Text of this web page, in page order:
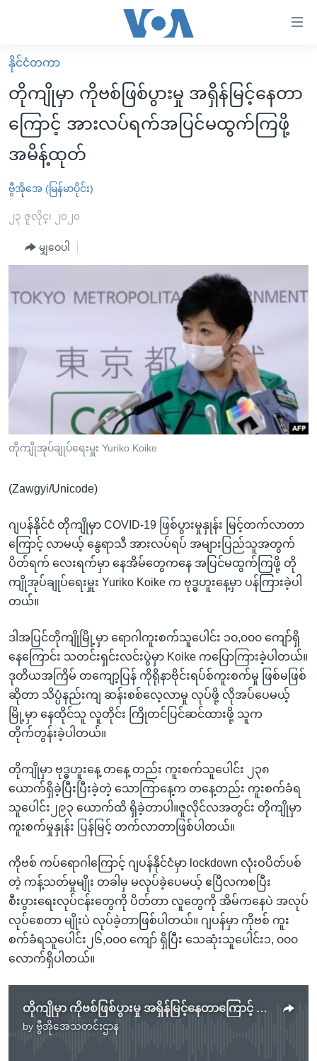
လွယ်ကူ
စေ
သည့်
Link
များ
ပင်မ
သို့
ကျော်
ကြည့်
ပင်မ
စာမျက်နှာ
ကျော်
ရန်
ရှာဖွေ
နေရာ
ကျော်
ရန်
မူလစာမျက်နှာ
မြန်မာ
ကမ္ဘာ့သတင်းများ
နိုင်ငံတကာ
အစ္စရေး-ပါလက်စတိုင်း
ဗွီဒီယို
အင်္ဂလိပ်စာလေ့လာမယ်
အမေရိကန်သုံးအီဒီယံ
ရုပ်ရှင်ထဲက အင်္ဂလိပ်စာ
အပတ်စဉ်ကဏ္ဍများ
တီဗွီ
ရေဒီယို/တီဗွီအစီအစဉ်
ဗွီအိုအေ လူမှုကွန်ယက်များ
ဘာသာစကားများ
နိုင်ငံတကာ
တိုကျိုမှာ ကိုဗစ်ဖြစ်ပွားမှု အရှိန်မြင့်နေတာ
ကြောင့် အားလပ်ရက်အပြင်မထွက်ကြဖို့
အမိန့်ထုတ်
ဗွီအိုအေ (မြန်မာပိုင်း)
၂၃ ဇူလိုင္၊ ၂၀၂၀
မျှဝေပါ
တိုကျိုအုပ်ချုပ်ရေးမှူး Yuriko Koike
(Zawgyi/Unicode)
ဂျပန်နိုင်ငံ တိုကျိုမှာ COVID-19 ဖြစ်ပွားမှုနှုန်း မြင့်တက်လာတာ
ကြောင့် လာမယ့် နွေရာသီ အားလပ်ရပ် အများပြည်သူအတွက်
ပိတ်ရက် လေးရက်မှာ နေအိမ်တွေကနေ အပြင်မထွက်ကြဖို့ တို
ကျိုအုပ်ချုပ်ရေးမှူး Yuriko Koike က ဗုဒ္ဓဟူးနေ့မှာ ပန်ကြားခဲ့ပါ
တယ်။
ဒါအပြင်တိုကျိုမြို့မှာ ရောဂါကူးစက်သူပေါင်း ၁၀,၀၀၀ ကျော်ရှိ
နေကြောင်း သတင်းရှင်းလင်းပွဲမှာ Koike ကပြောကြားခဲ့ပါတယ်။
ဒုတိယအကြိမ် တကျော့ပြန် ကိုရိုနာဗိုင်းရပ်စ်ကူးစက်မှု ဖြစ်မဖြစ်
ဆိုတာ သိပ္ပံနည်းကျ ဆန်းစစ်လေ့လာမှု လုပ်ဖို့ လိုအပ်ပေမယ့်
မြို့မှာ နေထိုင်သူ လူတိုင်း ကြိုတင်ပြင်ဆင်ထားဖို့ သူက
တိုက်တွန်းခဲ့ပါတယ်။
တိုကျိုမှာ ဗုဒ္ဓဟူးနေ့ တနေ့ တည်း ကူးစက်သူပေါင်း ၂၃၈
ယောက်ရှိခဲ့ပြီးပြီးခဲ့တဲ့ သောကြာနေ့က တနေ့တည်း ကူးစက်ခံရ
သူပေါင်း၂၉၃ ယောက်ထိ ရှိခဲ့တာပါ။ဇူလိုင်လအတွင်း တိုကျိုမှာ
ကူးစက်မှုနှုန်း ပြန်မြင့် တက်လာတာဖြစ်ပါတယ်။
ကိုဗစ် ကပ်ရောဂါကြောင့် ဂျပန်နိုင်ငံမှာ lockdown လုံးဝပိတ်ပစ်
တဲ့ ကန့်သတ်မှုမျိုး တခါမှ မလုပ်ခဲ့ပေမယ့် ဧပြီလကစပြီး
စီးပွားရေးလုပ်ငန်းတွေကို ပိတ်တာ လူတွေကို အိမ်ကနေပဲ အလုပ်
လုပ်စေတာ မျိုးပဲ လုပ်ခဲ့တာဖြစ်ပါတယ်။ ဂျပန်မှာ ကိုဗစ် ကူး
စက်ခံရသူပေါင်း၂၆,၀၀၀ ကျော် ရှိပြီး သေဆုံးသူပေါင်း၁, ၀၀၀
လောက်ရှိပါတယ်။
တိုကျိုမှာ ကိုဗစ်ဖြစ်ပွားမှု အရှိန်မြင့်နေတာကြောင့် အားလပ်ရက်အပြင်မထွက်ကြဖို့ အမိန့်ထုတ်
by ဗွီအိုအေသတင်းဌာန
No media source currently available